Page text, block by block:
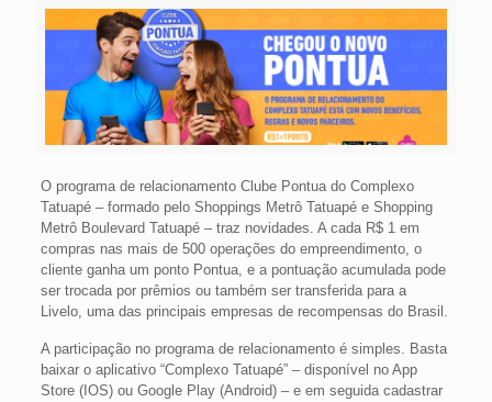
O programa de relacionamento Clube Pontua do Complexo
Tatuapé – formado pelo Shoppings Metrô Tatuapé e Shopping
Metrô Boulevard Tatuapé – traz novidades. A cada R$ 1 em
compras nas mais de 500 operações do empreendimento, o
cliente ganha um ponto Pontua, e a pontuação acumulada pode
ser trocada por prêmios ou também ser transferida para a
Livelo, uma das principais empresas de recompensas do Brasil.
A participação no programa de relacionamento é simples. Basta
baixar o aplicativo “Complexo Tatuapé” – disponível no App
Store (IOS) ou Google Play (Android) – e em seguida cadastrar